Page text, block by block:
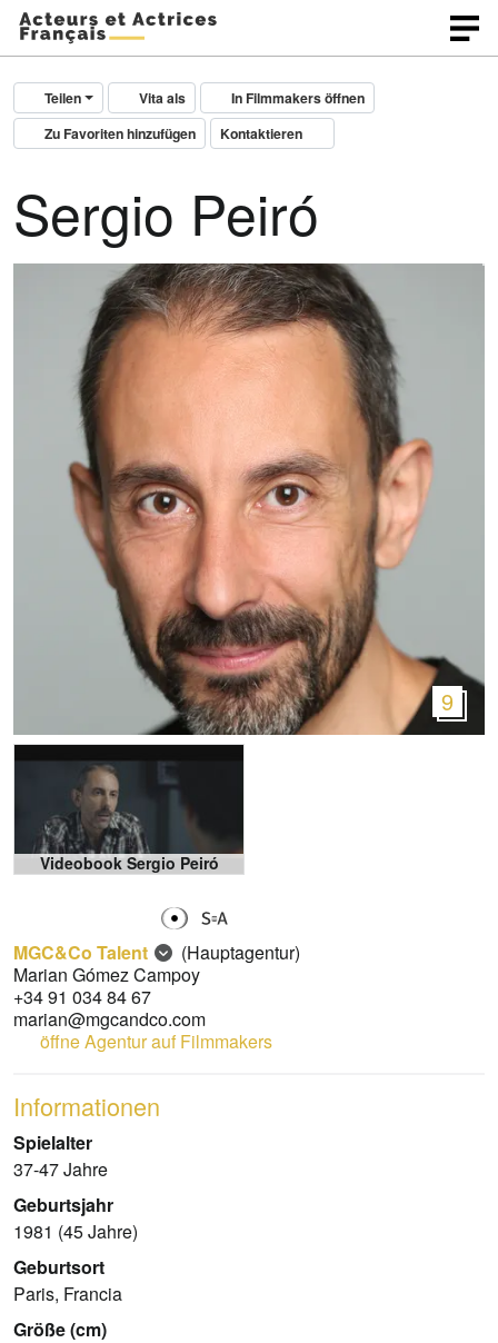
Teilen Vita als
In Filmmakers öffnen
Zu Favoriten hinzufügen
Kontaktieren
Sergio Peiró
9
Videobook Sergio Peiró
MGC&Co Talent
(Hauptagentur)
Marian Gómez Campoy
+34 91 034 84 67
marian@mgcandco.com
öffne Agentur auf Filmmakers
Informationen
Spielalter
37-47 Jahre
Geburtsjahr
1981 (45 Jahre)
Geburtsort
Paris, Francia
Größe (cm)